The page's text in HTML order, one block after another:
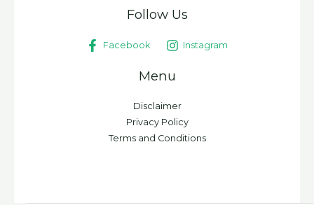
Follow Us
Facebook Instagram
Menu
Disclaimer
Privacy Policy
Terms and Conditions